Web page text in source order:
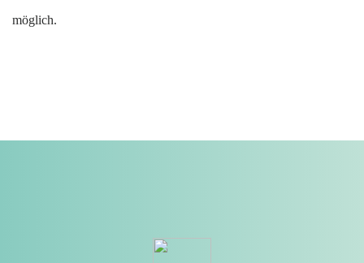
möglich.